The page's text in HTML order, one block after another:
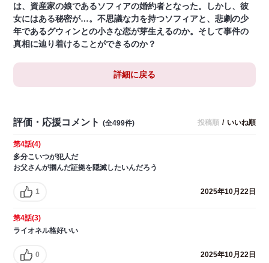
は、資産家の娘であるソフィアの婚約者となった。しかし、彼
女にはある秘密が…。不思議な力を持つソフィアと、悲劇の少
年であるグウィンとの小さな恋が芽生えるのか。そして事件の
真相に辿り着けることができるのか？
詳細に戻る
評価・応援コメント (全499件) 投稿順 / いいね順
第4話(4)
多分こいつが犯人だ
お父さんが掴んだ証拠を隠滅したいんだろう
1 2025年10月22日
第4話(3)
ライオネル格好いい
0 2025年10月22日